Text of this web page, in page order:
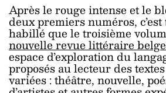
Après le rouge intense et le
deux premiers numéros, c’est
habillé que le troisième
nouvelle revue littéraire belge
espace d’exploration du
proposés au lecteur des
variées : théâtre, nouvelle,